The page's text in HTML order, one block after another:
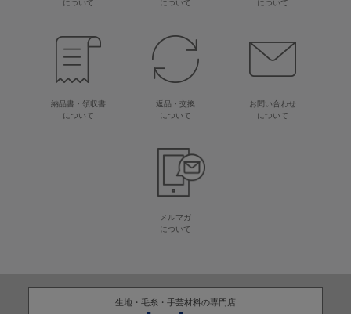
について
について
について
納品書・領収書
について
返品・交換
について
お問い合わせ
について
メルマガ
について
生地・毛糸・手芸材料の専門店